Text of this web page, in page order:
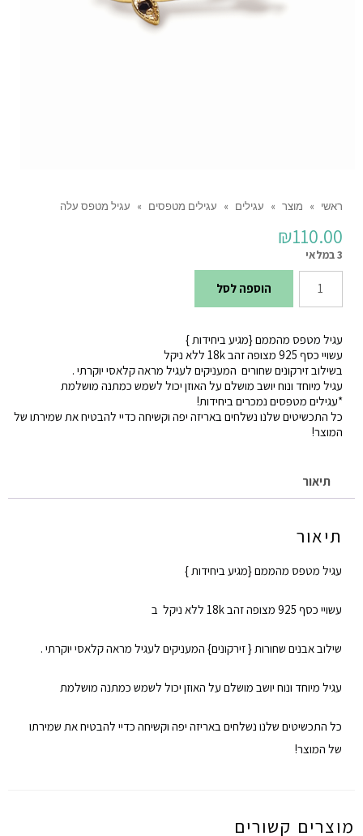
ראשי » מוצר » עגילים » עגילים מטפסים » עגיל מטפס עלה
₪110.00
3 במלאי
כמות
של
מטפס
עלה
הוספה לסל
עגיל מטפס מהממם {מגיע ביחידות }
עשויי כסף 925 מצופה זהב 18k ללא ניקל
בשילוב זירקונים שחורים המעניקים לעגיל מראה קלאסי יוקרתי .
עגיל מיוחד ונוח יושב מושלם על האוזן יכול לשמש כמתנה מושלמת
*עגילים מטפסים נמכרים ביחידות!
כל התכשיטים שלנו נשלחים באריזה יפה וקשיחה כדיי להבטיח את שמירתו של
המוצר!
תיאור
תיאור
עגיל מטפס מהממם {מגיע ביחידות }
עשויי כסף 925 מצופה זהב 18k ללא ניקל ב
שילוב אבנים שחורות { זירקונים} המעניקים לעגיל מראה קלאסי יוקרתי .
עגיל מיוחד ונוח יושב מושלם על האוזן יכול לשמש כמתנה מושלמת
כל התכשיטים שלנו נשלחים באריזה יפה וקשיחה כדיי להבטיח את שמירתו
של המוצר!
מוצרים קשורים